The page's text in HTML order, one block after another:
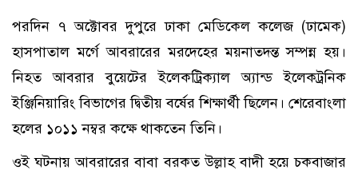
পরদিন ৭ অক্টোবর দুপুরে ঢাকা মেডিকেল কলেজ (ঢামেক)
হাসপাতাল মর্গে আবরারের মরদেহের ময়নাতদন্ত সম্পন্ন হয়।
নিহত আবরার বুয়েটের ইলেকট্রিক্যাল অ্যান্ড ইলেকট্রনিক
ইঞ্জিনিয়ারিং বিভাগের দ্বিতীয় বর্ষের শিক্ষার্থী ছিলেন। শেরেবাংলা
হলের ১০১১ নম্বর কক্ষে থাকতেন তিনি।
ওই ঘটনায় আবরারের বাবা বরকত উল্লাহ বাদী হয়ে চকবাজার